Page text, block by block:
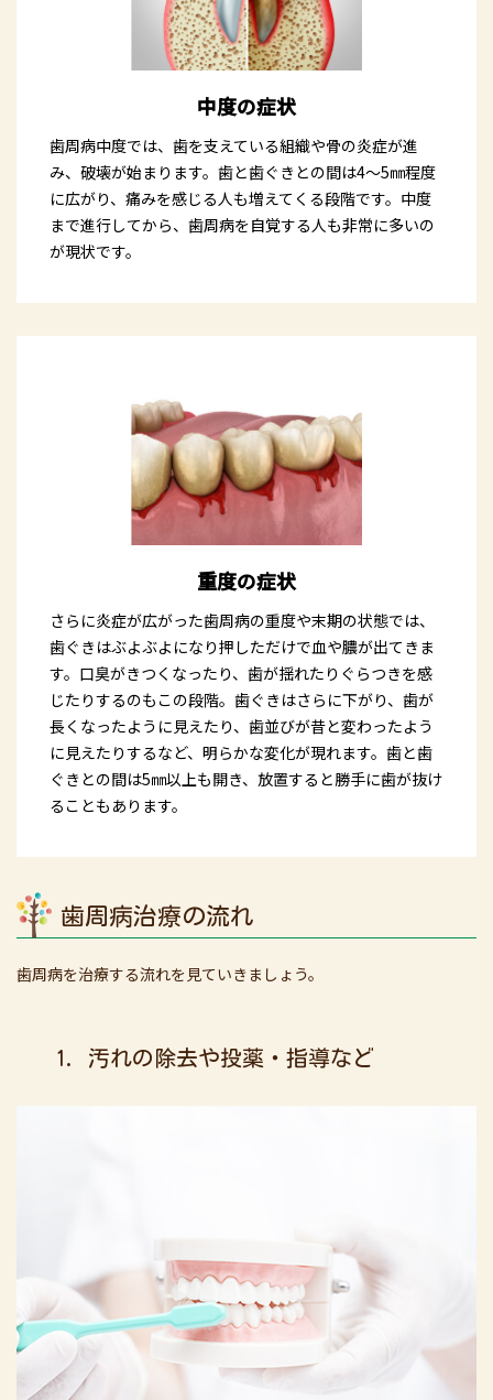
中度の症状
歯周病中度では、歯を支えている組織や骨の炎症が進
み、破壊が始まります。歯と歯ぐきとの間は4～5㎜程度
に広がり、痛みを感じる人も増えてくる段階です。中度
まで進行してから、歯周病を自覚する人も非常に多いの
が現状です。
重度の症状
さらに炎症が広がった歯周病の重度や末期の状態では、
歯ぐきはぶよぶよになり押しただけで血や膿が出てきま
す。口臭がきつくなったり、歯が揺れたりぐらつきを感
じたりするのもこの段階。歯ぐきはさらに下がり、歯が
長くなったように見えたり、歯並びが昔と変わったよう
に見えたりするなど、明らかな変化が現れます。歯と歯
ぐきとの間は5㎜以上も開き、放置すると勝手に歯が抜け
ることもあります。
歯周病治療の流れ
歯周病を治療する流れを見ていきましょう。
1. 汚れの除去や投薬・指導など